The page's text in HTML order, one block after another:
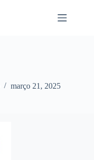
março 21, 2025